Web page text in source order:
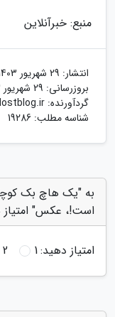
منبع: خبرآنلاین
انتشار: 29 شهریور 1403
بروزرسانی: 29 شهریور 1403
گردآورنده:
شناسه مطلب: 19286
به "یک هاچ بک
است!، عکس" امتیاز
امتیاز دهید:1
2